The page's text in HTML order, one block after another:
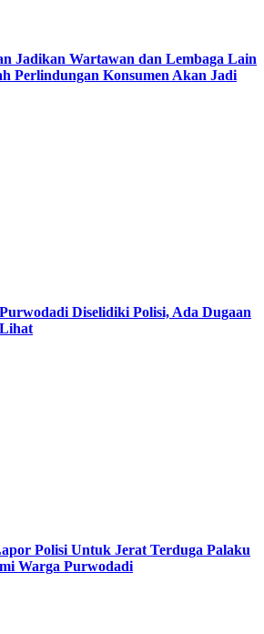
Jadikan Wartawan dan Lembaga Lain
Perlindungan Konsumen Akan Jadi
Diselidiki Polisi, Ada Dugaan
Polisi Untuk Jerat Terduga Palaku
Warga Purwodadi